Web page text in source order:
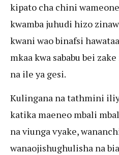
kipato cha chini
kwamba juhudi hizo
kwani wao binafsi
mkaa kwa sababu bei
na ile ya gesi.
Kulingana na tathmini
katika maeneo mbali
na viunga vyake,
wanaojishughulisha na